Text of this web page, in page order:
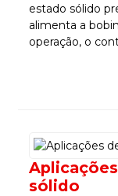
estado sólido
alimenta a
operação, o
sólido